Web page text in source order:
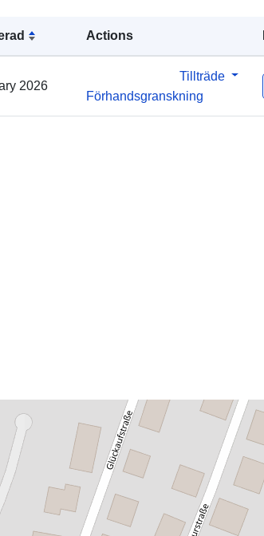
Actions
2026
Tillträde
Förhandsgranskning
Typ: Polygon
Rumslig resurs: